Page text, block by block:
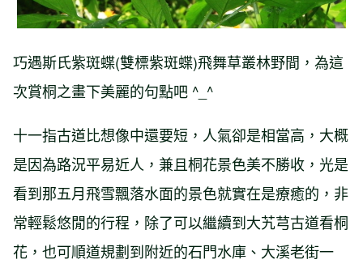
巧遇斯氏紫斑蝶(雙標紫斑蝶)飛舞草叢林野間，為這
次賞桐之畫下美麗的句點吧 ^_^
十一指古道比想像中還要短，人氣卻是相當高，大概
是因為路況平易近人，兼且桐花景色美不勝收，光是
看到那五月飛雪飄落水面的景色就實在是療癒的，非
常輕鬆悠閒的行程，除了可以繼續到大艽芎古道看桐
花，也可順道規劃到附近的石門水庫、大溪老街一